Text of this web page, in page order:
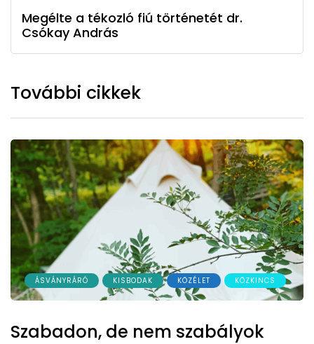
Megélte a tékozló fiú történetét dr.
Csókay András
További cikkek
ÁSVÁNYRÁRÓ KISBODAK KÖZÉLET KÖZKINCS
Szabadon, de nem szabályok